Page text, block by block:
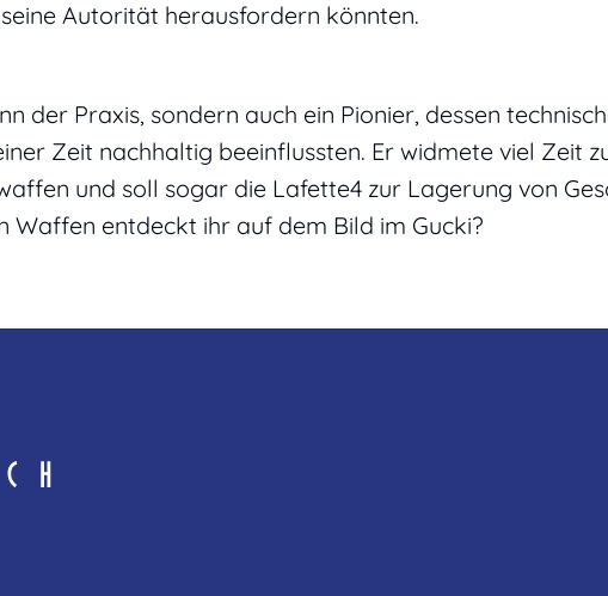
Autorität herausfordern könnten.
der Praxis, sondern auch ein Pionier, dessen
Zeit nachhaltig beeinflussten. Er widmete viel Zeit
und soll sogar die Lafette4 zur Lagerung von
Waffen entdeckt ihr auf dem Bild im Gucki?